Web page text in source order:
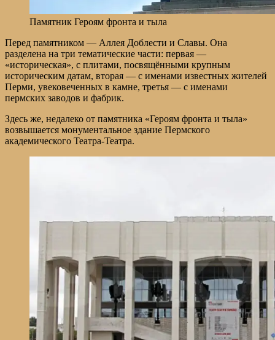
Памятник Героям фронта и тыла
Перед памятником — Аллея Доблести и Славы. Она
разделена на три тематические части: первая —
«историческая», с плитами, посвящёнными крупным
историческим датам, вторая — с именами известных жителей
Перми, увековеченных в камне, третья — с именами
пермских заводов и фабрик.
Здесь же, недалеко от памятника «Героям фронта и тыла»
возвышается монументальное здание Пермского
академического Театра-Театра.